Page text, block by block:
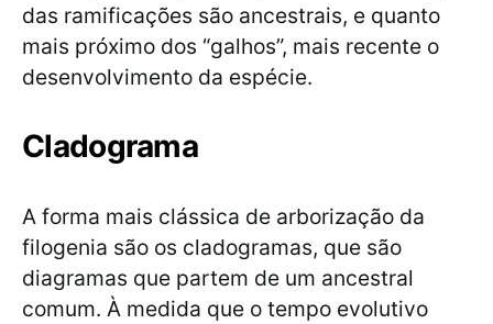
das ramificações são ancestrais, e quanto
mais próximo dos “galhos”, mais recente o
desenvolvimento da espécie.
Cladograma
A forma mais clássica de arborização da
filogenia são os cladogramas, que são
diagramas que partem de um ancestral
comum. À medida que o tempo evolutivo